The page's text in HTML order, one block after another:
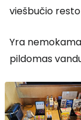
viešbučio
Yra
pildomas